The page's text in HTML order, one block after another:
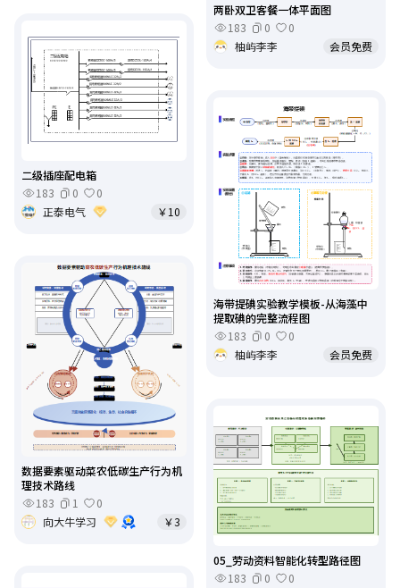
两卧双卫客餐一体平面图
183
0
0
柚屿李李
会员免费
二级插座配电箱
183
0
0
正泰电气
￥10
海带提碘实验教学模板-从海藻中
提取碘的完整流程图
183
0
0
柚屿李李
会员免费
数据要素驱动菜农低碳生产行为机
理技术路线
183
1
0
向大牛学习
￥3
05_劳动资料智能化转型路径图
183
0
0